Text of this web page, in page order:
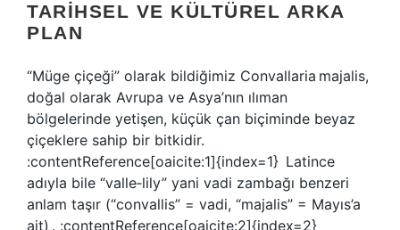
TARIHSEL VE KÜLTÜREL ARKA
PLAN
“Müge çiçeği” olarak bildiğimiz Convallaria majalis,
doğal olarak Avrupa ve Asya’nın ılıman
bölgelerinde yetişen, küçük çan biçiminde beyaz
çiçeklere sahip bir bitkidir.
:contentReference[oaicite:1]{index=1} Latince
adıyla bile “valle‑lily” yani vadi zambağı benzeri
anlam taşır (“convallis” = vadi, “majalis” = Mayıs’a
ait) . :contentReference[oaicite:2]{index=2}